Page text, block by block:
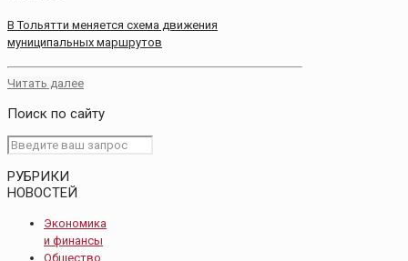
В Тольятти меняется схема движения
муниципальных маршрутов
Читать далее
Поиск по сайту
РУБРИКИ
НОВОСТЕЙ
Экономика
и финансы
Общество